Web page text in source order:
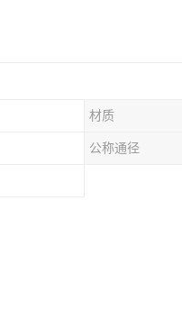
材质
公称通径